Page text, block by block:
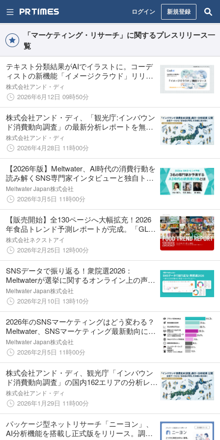
ログイン 新規登録
「マーケティング・リサーチ」に関するプレスリリース一
覧
テキスト分類結果がAIでイラストに。コーデ
ィストの新機能「イメージクラウド」リリー
ス
株式会社アンド・ディ
2026年6月12日 09時50分
株式会社アンド・ディ、「観光庁:インバウン
ド消費動向調査」の最新分析レポートを無料
公開（国内162エリア別）
株式会社アンド・ディ
2026年4月28日 11時00分
【2026年版】Meltwater、AI時代の消費行動を
読み解くSNS専門家インタビューと独自トレ
ンドガイドを公開
Meltwater Japan株式会社
2026年3月5日 11時00分
【販売開始】全130ページへ大幅拡充！2026
年食品トレンド予測レポートが完成。「GLP-
1時代の食設計」や「次世代AI購買」など実務
直結のインサイト収録
株式会社ネクストアイ
2026年2月25日 12時00分
SNSデータで振り返る！衆院選2026：
Meltwaterが選挙に関するオンライン上の声を
可視化するダッシュボードを公開
Meltwater Japan株式会社
2026年2月10日 13時10分
2026年のSNSマーケティングはどう変わる？
Meltwater、SNSマーケティング最新動向に関
する調査結果を発表
Meltwater Japan株式会社
2026年2月5日 11時00分
株式会社アンド・ディ、観光庁「インバウン
ド消費動向調査」の国内162エリアの分析レポ
ートを無料公開
株式会社アンド・ディ
2026年1月29日 11時00分
パッケージ型ネットリサーチ「ニーヨン」、
AI分析機能を搭載し正式版をリリース。調査